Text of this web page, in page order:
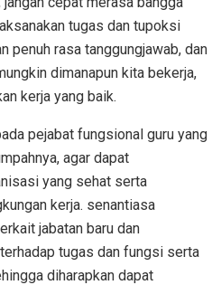
tugas dan tupoksi
penuh rasa tanggungjawab, dan
dimanapun kita bekerja,
kerja yang baik.
pejabat fungsional guru yang
agar dapat
yang sehat serta
kerja. senantiasa
jabatan baru dan
tugas dan fungsi serta
diharapkan dapat